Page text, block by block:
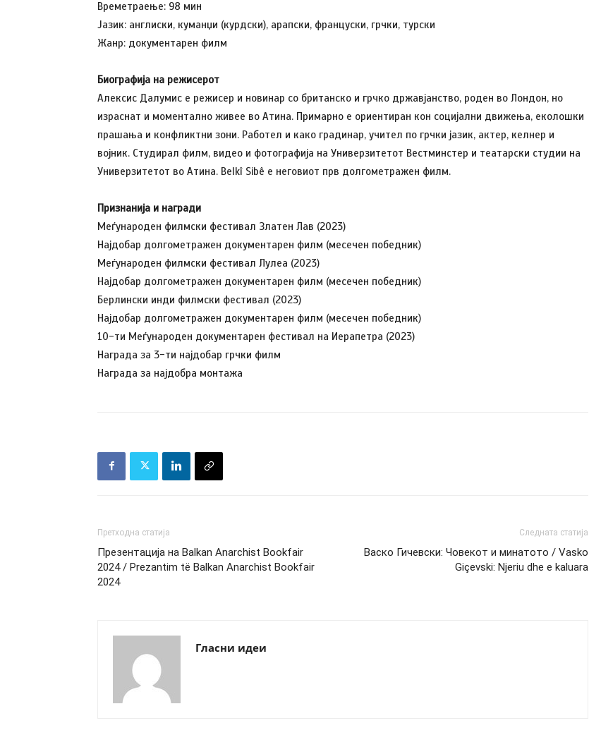
Времетраење: 98 мин
Јазик: англиски, куманџи (курдски), арапски, француски, грчки, турски
Жанр: документарен филм
Биографија на режисерот
Алексис Далумис е режисер и новинар со британско и грчко државјанство, роден во Лондон, но
израснат и моментално живее во Атина. Примарно е ориентиран кон социјални движења, еколошки
прашања и конфликтни зони. Работел и како градинар, учител по грчки јазик, актер, келнер и
војник. Студирал филм, видео и фотографија на Универзитетот Вестминстер и театарски студии на
Универзитетот во Атина. Belkî Sibê е неговиот прв долгометражен филм.
Признанија и награди
Меѓународен филмски фестивал Златен Лав (2023)
Најдобар долгометражен документарен филм (месечен победник)
Меѓународен филмски фестивал Лулеа (2023)
Најдобар долгометражен документарен филм (месечен победник)
Берлински инди филмски фестивал (2023)
Најдобар долгометражен документарен филм (месечен победник)
10-ти Меѓународен документарен фестивал на Иерапетра (2023)
Награда за 3-ти најдобар грчки филм
Награда за најдобра монтажа
Претходна статија
Презентација на Balkan Anarchist Bookfair
2024 / Prezantim të Balkan Anarchist Bookfair
2024
Следната статија
Васко Гичевски: Човекот и минатото / Vasko
Giçevski: Njeriu dhe e kaluara
Гласни идеи